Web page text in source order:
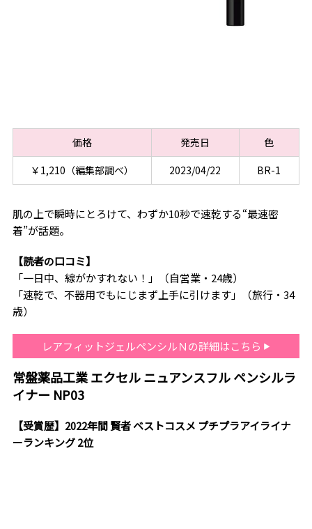
価格 発売日
色
￥1,210（編集部調べ）
2023/04/22 BR-1
肌の上で瞬時にとろけて、わずか10秒で速乾する“最速密
着”が話題。
【読者の口コミ】
「一日中、線がかすれない！」（自営業・24歳）
「速乾で、不器用でもにじまず上手に引けます」（旅行・34
歳）
レアフィットジェルペンシルＮの詳細はこちら
常盤薬品工業 エクセル ニュアンスフル ペンシルラ
イナー NP03
【受賞歴】2022年間 賢者 ベストコスメ プチプラアイライナ
ーランキング 2位